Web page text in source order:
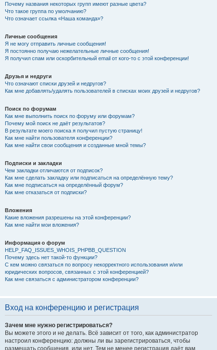
Почему названия некоторых групп имеют разные цвета?
Что такое группа по умолчанию?
Что означает ссылка «Наша команда»?
Личные сообщения
Я не могу отправить личные сообщения!
Я постоянно получаю нежелательные личные сообщения!
Я получил спам или оскорбительный email от кого-то с этой конференции!
Друзья и недруги
Что означают списки друзей и недругов?
Как мне добавлять/удалять пользователей в списках моих друзей и недругов?
Поиск по форумам
Как мне выполнить поиск по форуму или форумам?
Почему мой поиск не даёт результатов?
В результате моего поиска я получил пустую страницу!
Как мне найти пользователя конференции?
Как мне найти свои сообщения и созданные мной темы?
Подписки и закладки
Чем закладки отличаются от подписок?
Как мне сделать закладку или подписаться на определённую тему?
Как мне подписаться на определённый форум?
Как мне отказаться от подписки?
Вложения
Какие вложения разрешены на этой конференции?
Как мне найти мои вложения?
Информация о форум
HELP_FAQ_ISSUES_WHOIS_PHPBB_QUESTION
Почему здесь нет такой-то функции?
С кем можно связаться по вопросу некорректного использования и/или
юридических вопросов, связанных с этой конференцией?
Как мне связаться с администратором конференции?
Вход на конференцию и регистрация
Зачем мне нужно регистрироваться?
Вы можете этого и не делать. Всё зависит от того, как администратор
настроил конференцию: должны ли вы зарегистрироваться, чтобы
размещать сообщения, или нет. Тем не менее регистрация даёт вам